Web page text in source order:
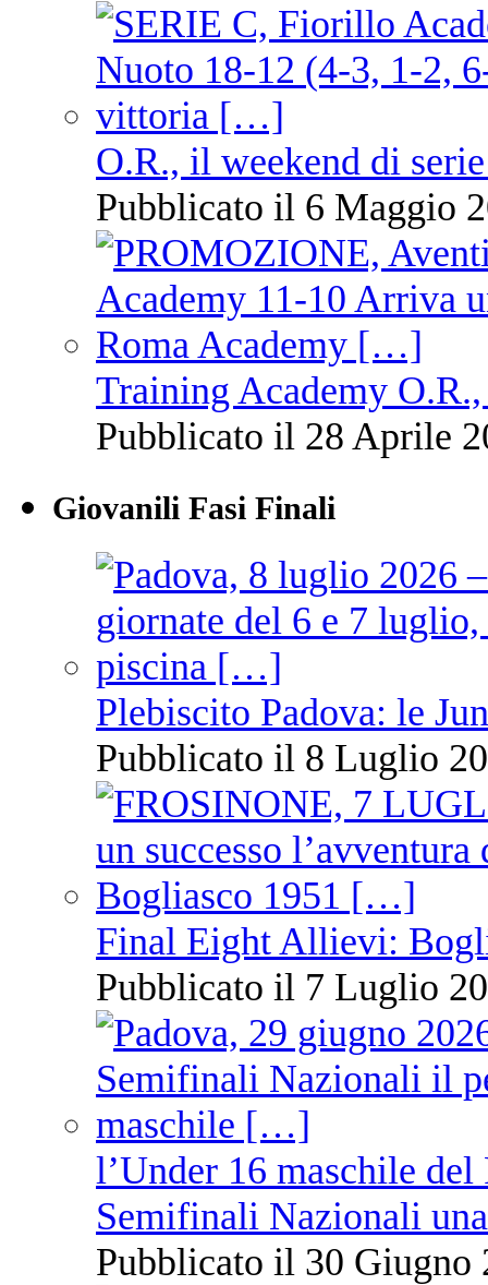
O.R., il weekend di
Pubblicato il 6 Maggio
Training Academy
Pubblicato il 28 Aprile
Giovanili Fasi Finali
Plebiscito Padova: le
Pubblicato il 8 Luglio
Final Eight Allievi:
Pubblicato il 7 Luglio
l’Under 16 maschile
Semifinali Nazionali
Pubblicato il 30 Giugno